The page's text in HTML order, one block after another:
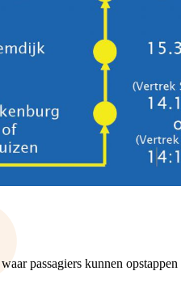
passagiers kunnen